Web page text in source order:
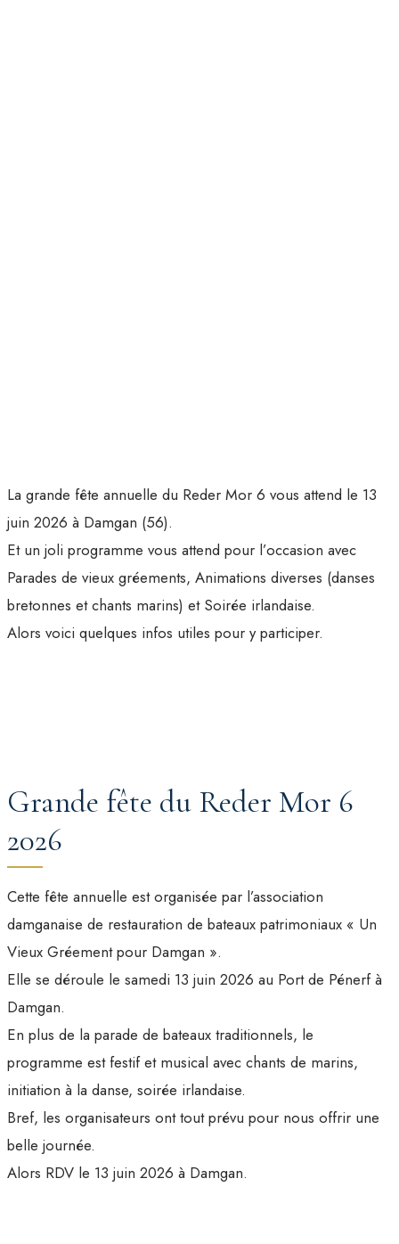
La grande fête annuelle du Reder Mor 6 vous attend le 13
juin 2026 à Damgan (56).
Et un joli programme vous attend pour l’occasion avec
Parades de vieux gréements, Animations diverses (danses
bretonnes et chants marins) et Soirée irlandaise.
Alors voici quelques infos utiles pour y participer.
Grande fête du Reder Mor 6
2026
Cette fête annuelle est organisée par l’association
damganaise de restauration de bateaux patrimoniaux « Un
Vieux Gréement pour Damgan ».
Elle se déroule le samedi 13 juin 2026 au Port de Pénerf à
Damgan.
En plus de la parade de bateaux traditionnels, le
programme est festif et musical avec chants de marins,
initiation à la danse, soirée irlandaise.
Bref, les organisateurs ont tout prévu pour nous offrir une
belle journée.
Alors RDV le 13 juin 2026 à Damgan.